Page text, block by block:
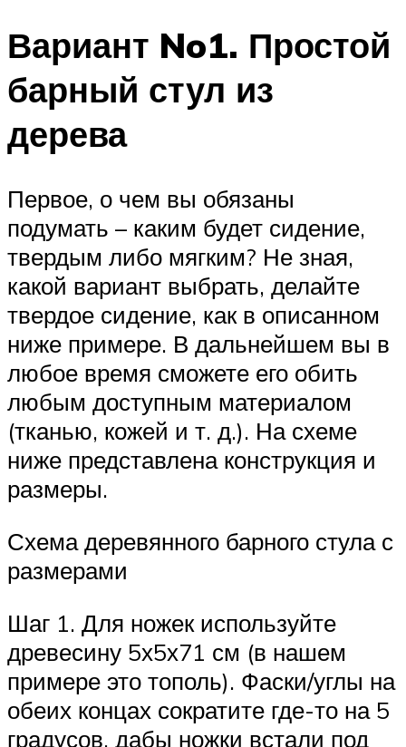
Вариант No1. Простой
барный стул из
дерева
Первое, о чем вы обязаны
подумать – каким будет сидение,
твердым либо мягким? Не зная,
какой вариант выбрать, делайте
твердое сидение, как в описанном
ниже примере. В дальнейшем вы в
любое время сможете его обить
любым доступным материалом
(тканью, кожей и т. д.). На схеме
ниже представлена конструкция и
размеры.
Схема деревянного барного стула с
размерами
Шаг 1. Для ножек используйте
древесину 5х5х71 см (в нашем
примере это тополь). Фаски/углы на
обеих концах сократите где-то на 5
градусов, дабы ножки встали под